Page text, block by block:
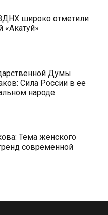
широко отметили
«Акатуй»
Думы
Сила России в ее
народе
Тема женского
современной